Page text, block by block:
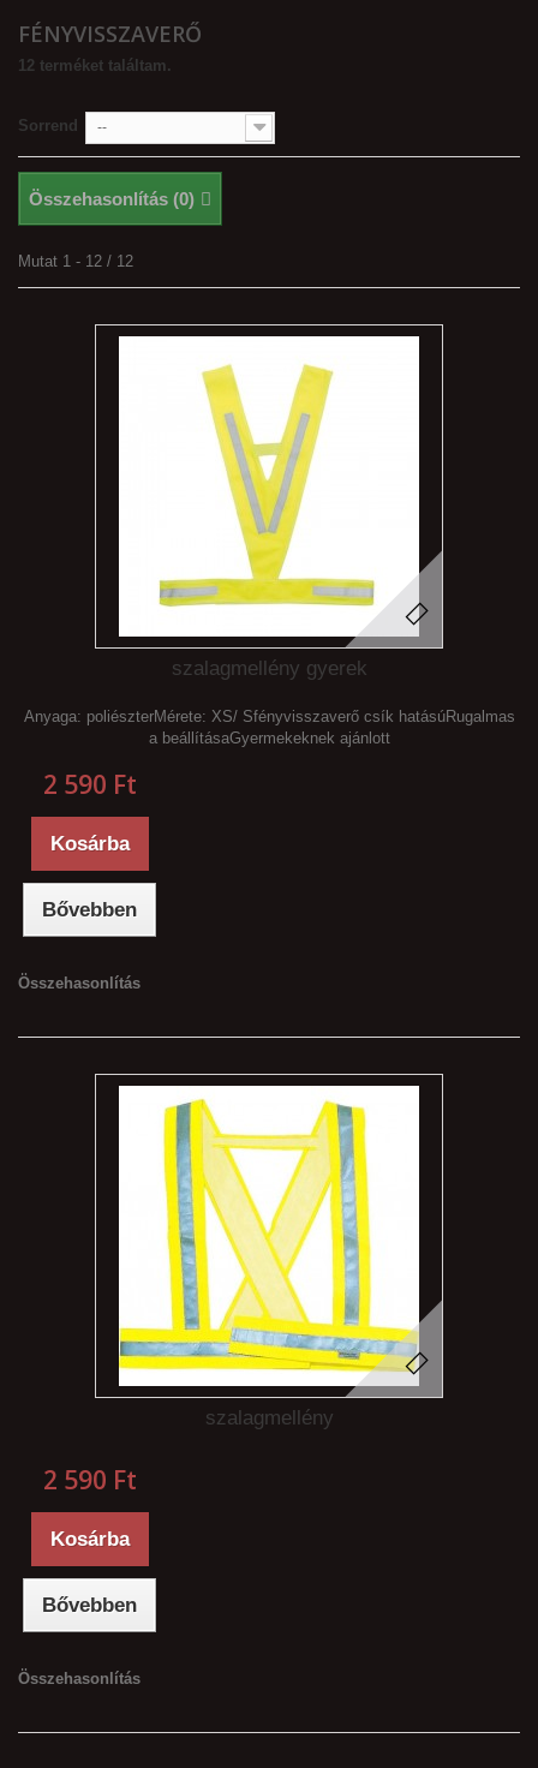
FÉNYVISSZAVERŐ
12 terméket találtam.
Sorrend --
Összehasonlítás (0)
Mutat 1 - 12 / 12
szalagmellény gyerek
Anyaga: poliészterMérete: XS/ Sfényvisszaverő csík hatásúRugalmas
a beállításaGyermekeknek ajánlott
2 590 Ft‎
Kosárba
Bővebben
Összehasonlítás
szalagmellény
2 590 Ft‎
Kosárba
Bővebben
Összehasonlítás